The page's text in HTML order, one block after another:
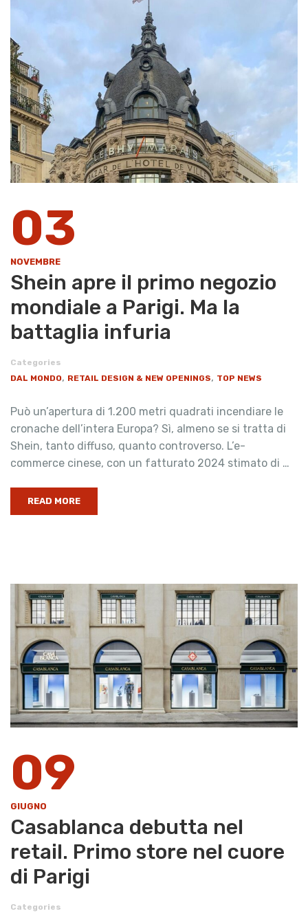
03
NOVEMBRE
Shein apre il primo negozio
mondiale a Parigi. Ma la
battaglia infuria
Categories
DAL MONDO, RETAIL DESIGN & NEW OPENINGS, TOP NEWS
Può un’apertura di 1.200 metri quadrati incendiare le
cronache dell’intera Europa? Sì, almeno se si tratta di
Shein, tanto diffuso, quanto controverso. L’e-
commerce cinese, con un fatturato 2024 stimato di …
READ MORE
09
GIUGNO
Casablanca debutta nel
retail. Primo store nel cuore
di Parigi
Categories